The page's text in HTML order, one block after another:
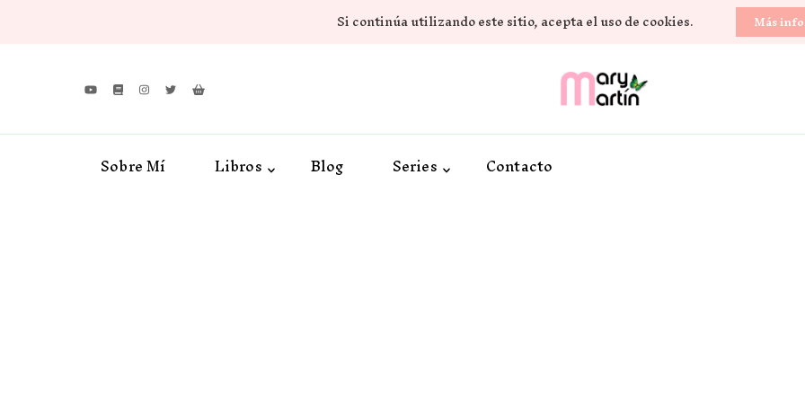
Si continúa utilizando este sitio, acepta el uso de cookies. Más
Novela Romántica y Lifestyle
Sobre Mí Libros Blog Series Contacto